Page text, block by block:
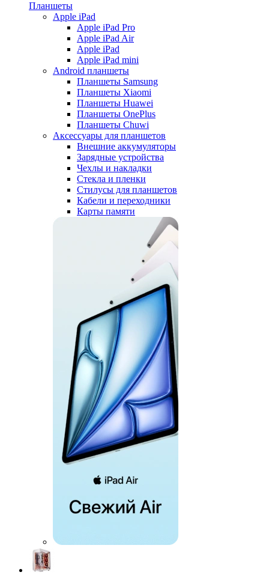
Планшеты
Apple iPad
Apple iPad Pro
Apple iPad Air
Apple iPad
Apple iPad mini
Android планшеты
Планшеты Samsung
Планшеты Xiaomi
Планшеты Huawei
Планшеты OnePlus
Планшеты Chuwi
Аксессуары для планшетов
Внешние аккумуляторы
Зарядные устройства
Чехлы и накладки
Стекла и пленки
Стилусы для планшетов
Кабели и переходники
Карты памяти